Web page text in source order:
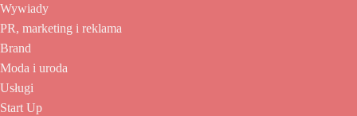
Wywiady
PR, marketing i reklama
Brand
Moda i uroda
Usługi
Start Up